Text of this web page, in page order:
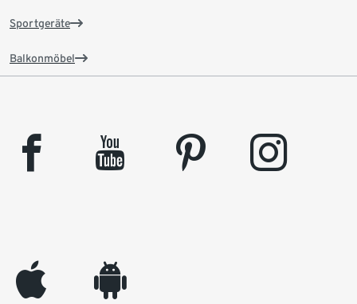
Sportgeräte
Balkonmöbel
facebook youtube pinterest instagram
appleinc android